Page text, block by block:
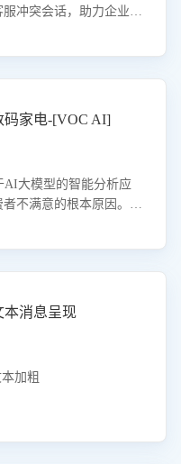
冲突会话，助力企业精
评估客服应对合理性与
，实现客户满意度的持
码家电-[VOC AI]
AI大模型的智能分析应
不满意的根本原因。该
归属，提供可落地的改
服务质量。
本消息呈现
加粗